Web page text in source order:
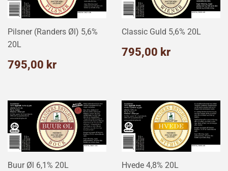
Pilsner (Randers Øl) 5,6%
20L
Normalpris
795,00 kr
Classic Guld 5,6% 20L
Normalpris
795,00 kr
Buur Øl 6,1% 20L Hvede 4,8% 20L